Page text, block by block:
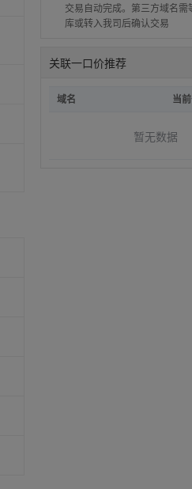
交易自动完成。第三方域名需
库或转入我司后确认交易
关联一口价推荐
域名 当
暂无数据